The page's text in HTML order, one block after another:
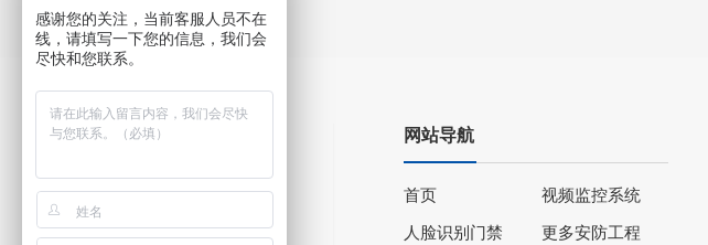
网站导航
首页 视频监控系统
人脸识别门禁 更多安防工程
感谢您的关注，当前客服人员不在
线，请填写一下您的信息，我们会
尽快和您联系。